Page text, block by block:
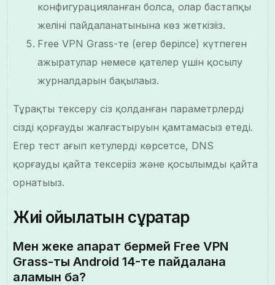
конфигурацияланған болса, олар бастапқы
желіні пайдаланатынына көз жеткізіңіз.
Free VPN Grass-те (егер берілсе) күтпеген
ажыратулар немесе қателер үшін қосылу
журналдарын бақылаңыз.
Тұрақты тексеру сіз қолданған параметрлердің
сізді қорғауды жалғастыруын қамтамасыз етеді.
Егер тест ағып кетулерді көрсетсе, DNS
қорғауды қайта тексеріңіз және қосылымды қайта
орнатыңыз.
Жиі қойылатын сұрақтар
Мен жеке ақпарат бермей Free VPN
Grass-ты Android 14-те пайдалана
аламын ба?